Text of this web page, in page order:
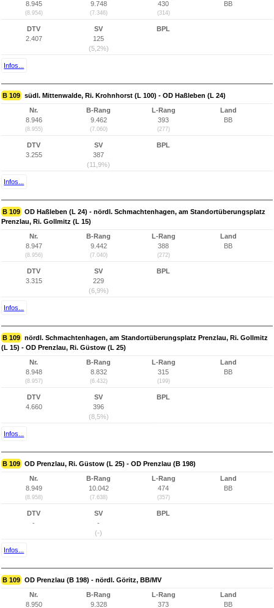
8.945
(8.954)
9.748
(7.346)
430
(314)
BB
DTV
2.407
SV
125
(5,2%)
BPL
Infos...
B 109 südl. Mittenwalde, Ri. Krohnhorst (L 100) - OD Haßleben (L 24)
Nr.
8.946
(8.955)
B-Rang
9.462
(7.060)
L-Rang
393
(277)
Land
BB
DTV
3.255
SV
387
(11,9%)
BPL
Infos...
B 109 OD Haßleben (L 24) - nördl. Schmachtenhagen, am Standortüberungsplatz
Prenzlau, Ri. Gollmitz (L 15)
Nr.
8.947
(8.956)
B-Rang
9.442
(7.040)
L-Rang
388
(272)
Land
BB
DTV
3.315
SV
229
(6,9%)
BPL
Infos...
B 109 nördl. Schmachtenhagen, am Standortüberungsplatz Prenzlau, Ri. Gollmitz
(L 15) - OD Prenzlau, Ri. Güstow (L 25)
Nr.
8.948
(8.957)
B-Rang
8.832
(6.432)
L-Rang
315
(199)
Land
BB
DTV
4.660
SV
396
(8,5%)
BPL
Infos...
B 109 OD Prenzlau, Ri. Güstow (L 25) - OD Prenzlau (B 198)
Nr.
8.949
(8.958)
B-Rang
10.042
(7.638)
L-Rang
474
(357)
Land
BB
DTV
-
SV
-
(-)
BPL
Infos...
B 109 OD Prenzlau (B 198) - nördl. Göritz, BB/MV
Nr.
8.950
B-Rang
9.328
L-Rang
373
Land
BB